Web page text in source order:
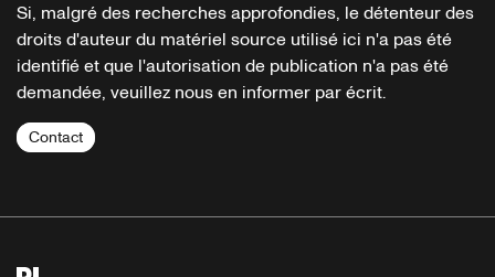
Si, malgré des recherches approfondies, le détenteur des
droits d'auteur du matériel source utilisé ici n'a pas été
identifié et que l'autorisation de publication n'a pas été
demandée, veuillez nous en informer par écrit.
Contact